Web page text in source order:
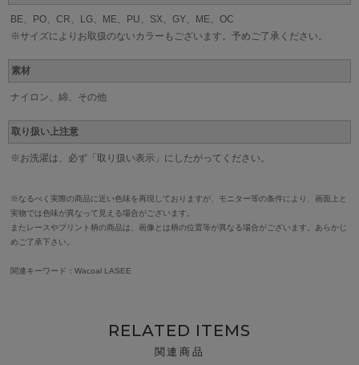
BE、PO、CR、LG、ME、PU、SX、GY、ME、OC
※サイズによりお取扱のないカラーもございます。予めご了承ください。
素材
ナイロン、綿、その他
取り扱い上注意
※お洗濯は、必ず「取り扱い表示」にしたがってください。
※なるべく実際の商品に近い色味を再現しておりますが、モニター等の条件により、画面上と
実物では色味が異なって見える場合がございます。
またレースやプリント柄の商品は、画像とは柄の位置等が異なる場合がございます。あらかじ
めご了承下さい。
関連キーワード：Wacoal LASEE
RELATED ITEMS
関連商品